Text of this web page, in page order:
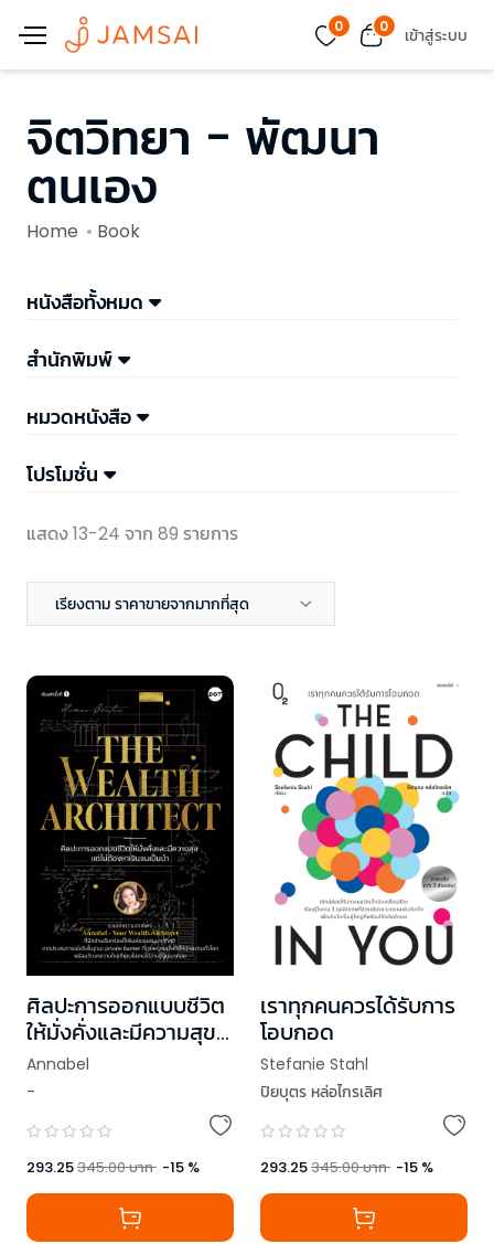
0 0 เข้าสู่ระบบ
จิตวิทยา - พัฒนา
ตนเอง
Home Book
หนังสือทั้งหมด
สำนักพิมพ์
หมวดหนังสือ
โปรโมชั่น
แสดง 13-24 จาก 89 รายการ
เรียงตาม ราคาขายจากมากที่สุด
ศิลปะการออกแบบชีวิต
ให้มั่งคั่งและมีความสุข
แต่ไม่ต้องหาเงินจนเป็น
บ้า
Annabel
-
293.25345.00บาท -15 %
เราทุกคนควรได้รับการ
โอบกอด
Stefanie Stahl
ปิยบุตร หล่อไกรเลิศ
293.25345.00บาท -15 %